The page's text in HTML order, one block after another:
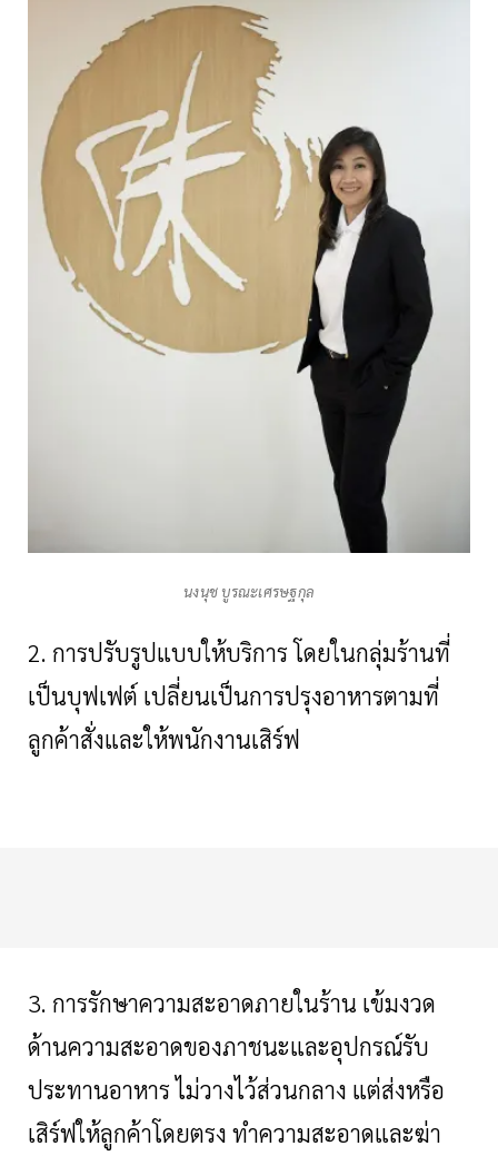
นงนุช บูรณะเศรษฐกุล
2. การปรับรูปแบบให้บริการ โดยในกลุ่มร้านที่
เป็นบุฟเฟต์ เปลี่ยนเป็นการปรุงอาหารตามที่
ลูกค้าสั่งและให้พนักงานเสิร์ฟ
3. การรักษาความสะอาดภายในร้าน เข้มงวด
ด้านความสะอาดของภาชนะและอุปกรณ์รับ
ประทานอาหาร ไม่วางไว้ส่วนกลาง แต่ส่งหรือ
เสิร์ฟให้ลูกค้าโดยตรง ทำความสะอาดและฆ่า